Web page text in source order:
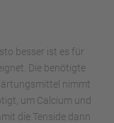
besser ist es für
Die benötigte
nimmt
um Calcium und
die Tenside dann